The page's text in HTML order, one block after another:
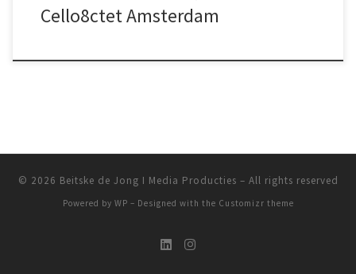
Cello8ctet Amsterdam
© 2026 Beitske de Jong I Media Producties – All rights reserved
Powered by WP – Designed with the Customizr theme